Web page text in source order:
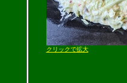
クリックで拡大